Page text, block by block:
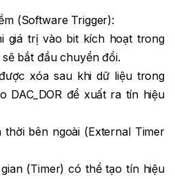
(Software Trigger):
giá trị vào bit kích hoạt trong
bắt đầu chuyển đổi.
xóa sau khi dữ liệu trong
DAC_DOR để xuất ra tín hiệu
bên ngoài (External Timer
(Timer) có thể tạo tín hiệu